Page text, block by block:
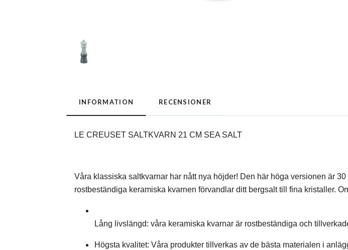
INFORMATION RECENSIONER
LE CREUSET SALTKVARN 21 CM SEA SALT
Våra klassiska saltkvarnar har nått nya höjder! Den här höga versionen är
rostbeständiga keramiska kvarnen förvandlar ditt bergsalt till fina kristaller.
Lång livslängd: våra keramiska kvarnar är rostbeständiga och
Högsta kvalitet: Våra produkter tillverkas av de bästa materialen i